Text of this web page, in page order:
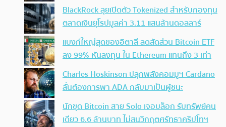
BlackRock ลุยเปิดตัว Tokenized สำหรับกองทุน
ตลาดเงินยุโรปมูลค่า 3.11 แสนล้านดอลลาร์
แบงก์ใหญ่สุดของอิตาลี ลดสัดส่วน Bitcoin ETF
ลง 99% หันลงทุน ใน Ethereum แทนถึง 3 เท่า
Charles Hoskinson ปลุกพลังคอมมูฯ Cardano
ลั่นต้องการพา ADA กลับมาเป็นผู้ชนะ
นักขุด Bitcoin สาย Solo เจอบล็อก รับทรัพย์คน
เดียว 6.6 ล้านบาท ไม่สนวิกฤตศรัทธาคริปโทฯ